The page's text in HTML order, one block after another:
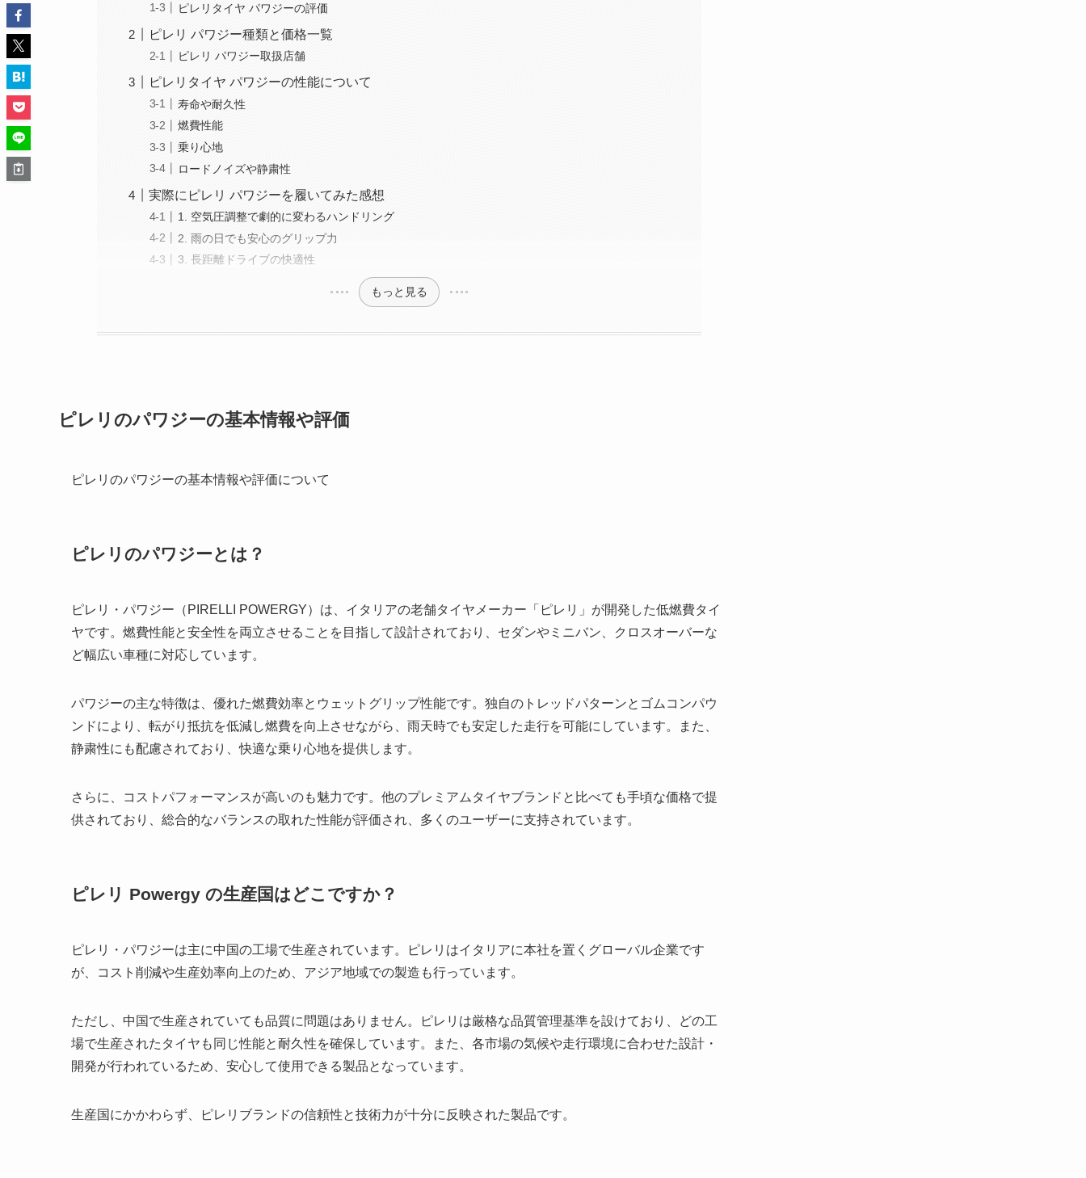
ピレリタイヤ パワジーの評価
ピレリ パワジー種類と価格一覧
ピレリ パワジー取扱店舗
ピレリタイヤ パワジーの性能について
寿命や耐久性
燃費性能
乗り心地
ロードノイズや静粛性
実際にピレリ パワジーを履いてみた感想
1. 空気圧調整で劇的に変わるハンドリング
2. 雨の日でも安心のグリップ力
3. 長距離ドライブの快適性
もっと見る
ピレリのパワジーの基本情報や評価
ピレリのパワジーの基本情報や評価について
ピレリのパワジーとは？
ピレリ・パワジー（PIRELLI POWERGY）は、イタリアの老舗タイヤメーカー「ピレリ」が開発した低燃費タイ
ヤです。燃費性能と安全性を両立させることを目指して設計されており、セダンやミニバン、クロスオーバーな
ど幅広い車種に対応しています。
パワジーの主な特徴は、優れた燃費効率とウェットグリップ性能です。独自のトレッドパターンとゴムコンパウ
ンドにより、転がり抵抗を低減し燃費を向上させながら、雨天時でも安定した走行を可能にしています。また、
静粛性にも配慮されており、快適な乗り心地を提供します。
さらに、コストパフォーマンスが高いのも魅力です。他のプレミアムタイヤブランドと比べても手頃な価格で提
供されており、総合的なバランスの取れた性能が評価され、多くのユーザーに支持されています。
ピレリ Powergy の生産国はどこですか？
ピレリ・パワジーは主に中国の工場で生産されています。ピレリはイタリアに本社を置くグローバル企業です
が、コスト削減や生産効率向上のため、アジア地域での製造も行っています。
ただし、中国で生産されていても品質に問題はありません。ピレリは厳格な品質管理基準を設けており、どの工
場で生産されたタイヤも同じ性能と耐久性を確保しています。また、各市場の気候や走行環境に合わせた設計・
開発が行われているため、安心して使用できる製品となっています。
生産国にかかわらず、ピレリブランドの信頼性と技術力が十分に反映された製品です。